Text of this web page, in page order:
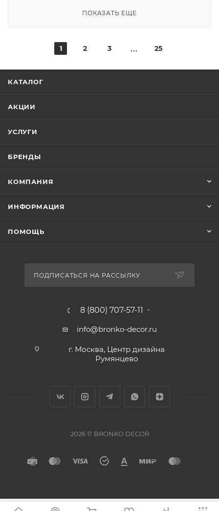
ПОКАЗАТЬ ЕЩЕ
1 2 3 25
КАТАЛОГ
АКЦИИ
УСЛУГИ
БРЕНДЫ
КОМПАНИЯ
ИНФОРМАЦИЯ
ПОМОЩЬ
ПОДПИСАТЬСЯ НА РАССЫЛКУ
8 (800) 707-57-11
info@bronko-decor.ru
г. Москва, Центр дизайна
Румянцево
2026 © BRONKO DECOR